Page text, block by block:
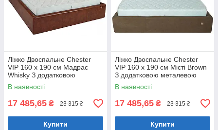
Ліжко Двоспальне Chester
VIP 160 х 190 см Мадрас
Whisky З додатковою
металевою цільнозварною
рамою Коричневий
В наявності
17 485,65 ₴ 23 315 ₴
Купити
Ліжко Двоспальне Chester
VIP 160 х 190 см Місті Brown
З додатковою металевою
цільнозварною рамою
Коричневий
В наявності
17 485,65 ₴ 23 315 ₴
Купити